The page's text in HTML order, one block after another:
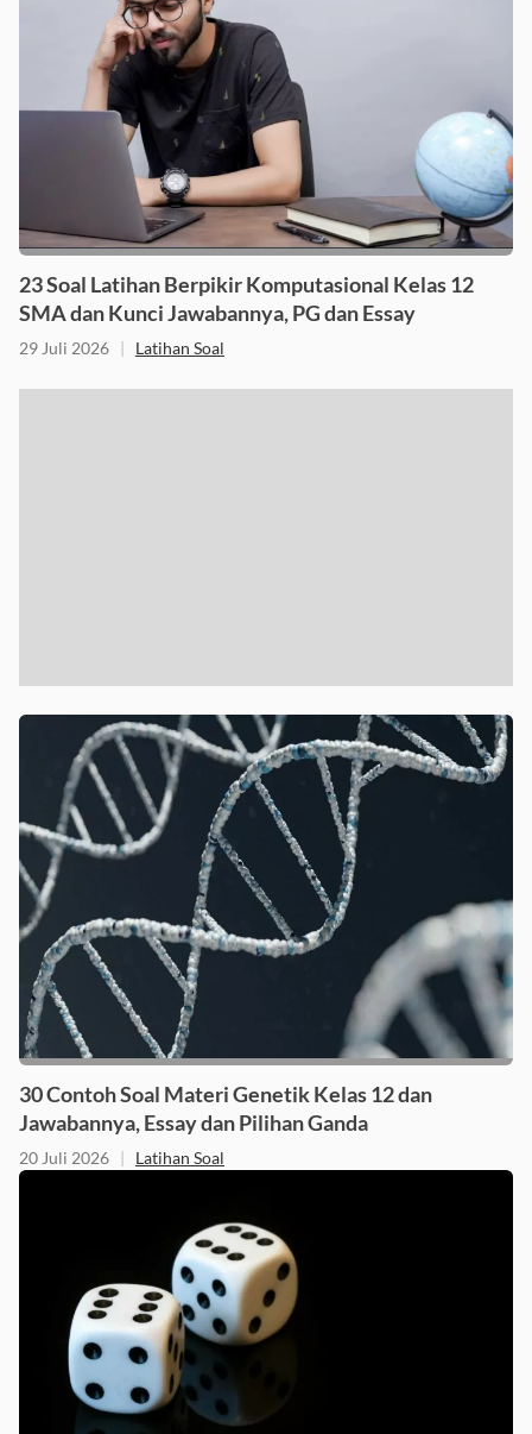
23 Soal Latihan Berpikir Komputasional Kelas 12
SMA dan Kunci Jawabannya, PG dan Essay
29 Juli 2026 | Latihan Soal
30 Contoh Soal Materi Genetik Kelas 12 dan
Jawabannya, Essay dan Pilihan Ganda
20 Juli 2026 | Latihan Soal